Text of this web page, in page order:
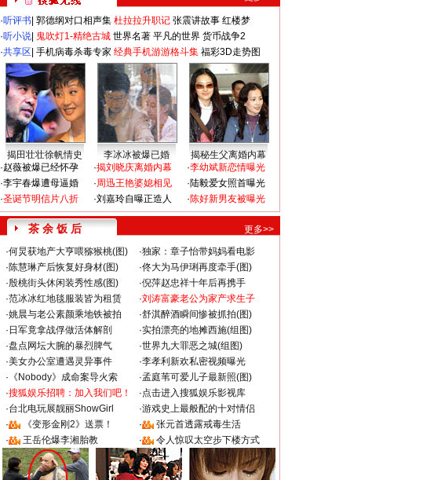
·听评书 郭德纲对口相声集 杜拉拉升职记 张震讲故事 红楼梦
·听小说 鬼吹灯1-精绝古城 世界名著 平凡的世界 货币战争2
·共享区 手机病毒杀毒专家 经典手机游游格斗集 福彩3D走势图
揭田壮壮徐帆情史 李冰冰被爆已婚
揭秘生父离婚内幕
·赵薇被爆已经怀孕
·李宇春爆遭母逼婚
·圣诞节明信片八折
·揭刘晓庆离婚内幕
·周迅王艳婆媳相见
·刘嘉玲自曝正造人
·李幼斌新恋情曝光
·陆毅爱女照首曝光
·陈好新男友被曝光
茶 余 饭 后
更多>>
·何炅获地产大亨喂猕猴桃(图) ·独家：章子怡带妈妈看电影
·陈慧琳产后恢复好身材(图) ·佟大为马伊琍再度牵手(图)
·殷桃街头休闲装秀性感(图) ·倪萍赵忠祥十年后再携手
·范冰冰红地毯服装皆为租赁 ·刘涛富豪老公为家产求生子
·姚晨与老公素颜乘地铁被拍 ·舒淇醉酒瞬间惨被抓拍(图)
· 日军竟拿战俘做活体解剖 ·实拍漂亮的地摊西施(组图)
·盘点网坛大腕的暴烈脾气 ·世界九大罪恶之城(组图)
·美女办公室遭遇灵异事件 ·李孝利新欢私密视频曝光
· 《Nobody》成命案导火索 ·孟庭苇可爱儿子最新照(图)
·搜狐娱乐招聘：加入我们吧！ ·点击进入搜狐娱乐影视库
·台北电玩展靓丽ShowGirl ·游戏史上最般配的十对情侣
·
《变形金刚2》送票！ ·
张元首透露戒毒生活
·
王岳伦爆李湘胎教 · 令人惊叹太空步下楼方式